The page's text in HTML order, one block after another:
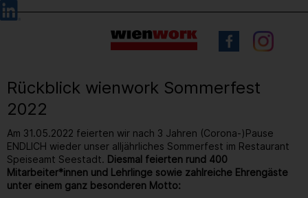
Barrierefreie
Bedienung
Sprachauswahl
Rückblick wienwork Sommerfest
2022
Am 31.05.2022 feierten wir nach 3 Jahren (Corona-)Pause
ENDLICH wieder unser alljährliches Sommerfest im Restaurant
Speiseamt Seestadt. Diesmal feierten rund 400
Mitarbeiter*innen und Lehrlinge sowie zahlreiche Ehrengäste
unter einem ganz besonderen Motto: